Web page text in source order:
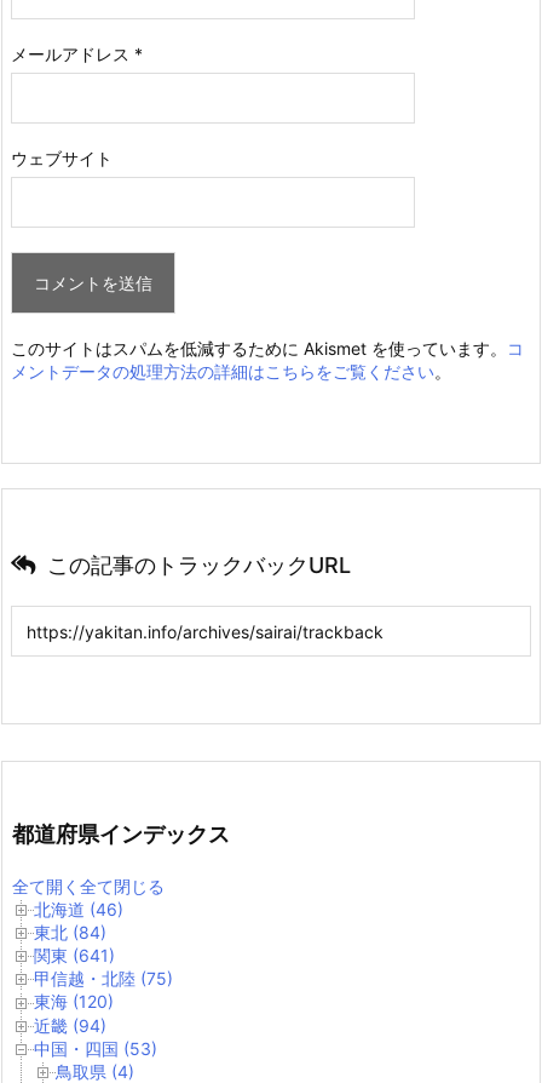
メールアドレス *
ウェブサイト
このサイトはスパムを低減するために Akismet を使っています。
コ
メントデータの処理方法の詳細はこちらをご覧ください。
この記事のトラックバックURL
都道府県インデックス
全て開く 全て閉じる
北海道 (46)
東北 (84)
関東 (641)
甲信越・北陸 (75)
東海 (120)
近畿 (94)
中国・四国 (53)
鳥取県 (4)